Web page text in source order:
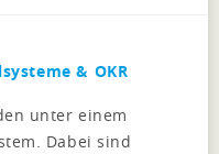
& OKR
unter einem
Dabei sind